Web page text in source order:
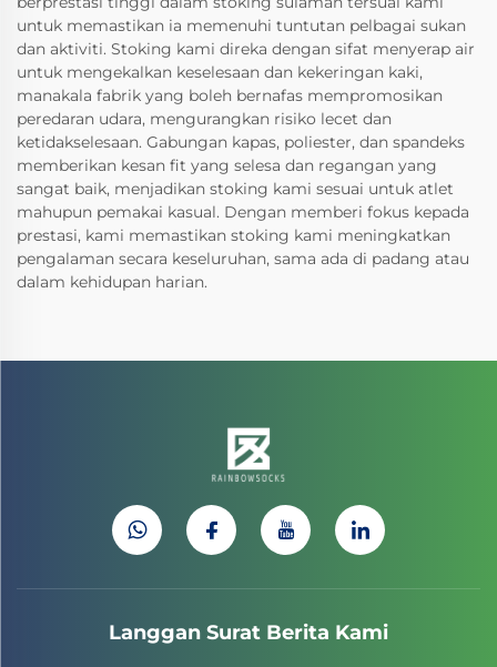
untuk memastikan ia memenuhi tuntutan pelbagai sukan
dan aktiviti. Stoking kami direka dengan sifat menyerap air
untuk mengekalkan keselesaan dan kekeringan kaki,
manakala fabrik yang boleh bernafas mempromosikan
peredaran udara, mengurangkan risiko lecet dan
ketidakselesaan. Gabungan kapas, poliester, dan spandeks
memberikan kesan fit yang selesa dan regangan yang
sangat baik, menjadikan stoking kami sesuai untuk atlet
mahupun pemakai kasual. Dengan memberi fokus kepada
prestasi, kami memastikan stoking kami meningkatkan
pengalaman secara keseluruhan, sama ada di padang atau
dalam kehidupan harian.
Langgan Surat Berita Kami